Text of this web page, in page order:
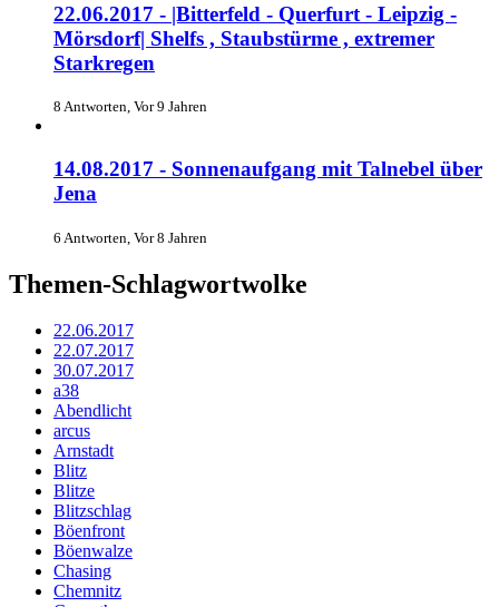
22.06.2017 - |Bitterfeld - Querfurt - Leipzig -
Mörsdorf| Shelfs , Staubstürme , extremer
Starkregen
8 Antworten, Vor 9 Jahren
14.08.2017 - Sonnenaufgang mit Talnebel über
Jena
6 Antworten, Vor 8 Jahren
Themen-Schlagwortwolke
22.06.2017
22.07.2017
30.07.2017
a38
Abendlicht
arcus
Arnstadt
Blitz
Blitze
Blitzschlag
Böenfront
Böenwalze
Chasing
Chemnitz